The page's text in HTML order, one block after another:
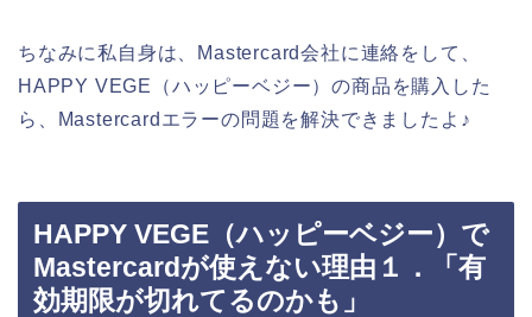
ちなみに私自身は、Mastercard会社に連絡をして、
HAPPY VEGE（ハッピーベジー）の商品を購入した
ら、Mastercardエラーの問題を解決できましたよ♪
HAPPY VEGE（ハッピーベジー）で
Mastercardが使えない理由１．「有
効期限が切れてるのかも」